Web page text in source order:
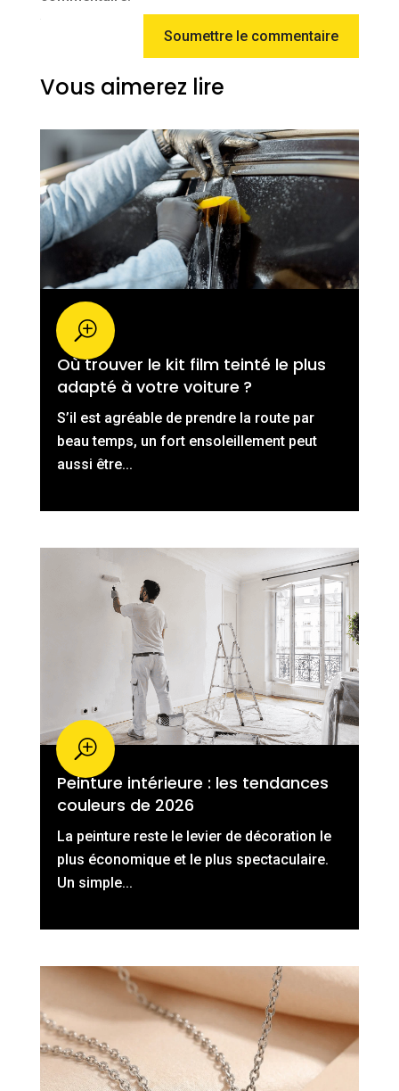
Soumettre le commentaire
Vous aimerez lire
Où trouver le kit film teinté le plus
adapté à votre voiture ?
S’il est agréable de prendre la route par
beau temps, un fort ensoleillement peut
aussi être...
Peinture intérieure : les tendances
couleurs de 2026
La peinture reste le levier de décoration le
plus économique et le plus spectaculaire.
Un simple...